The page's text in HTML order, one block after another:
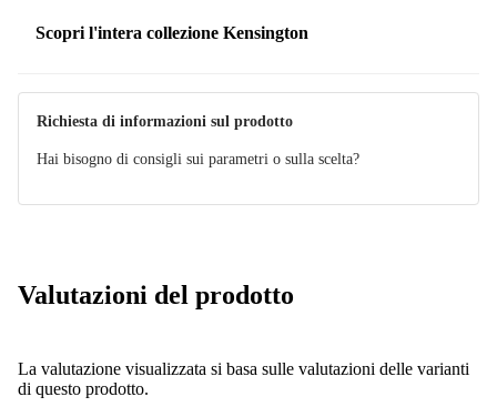
Scopri l'intera collezione Kensington
Richiesta di informazioni sul prodotto
Hai bisogno di consigli sui parametri o sulla scelta?
Valutazioni del prodotto
La valutazione visualizzata si basa sulle valutazioni delle varianti
di questo prodotto.